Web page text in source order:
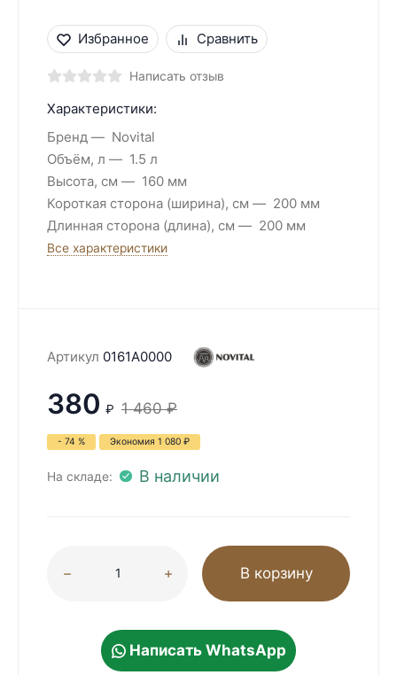
Избранное Сравнить
Написать отзыв
Характеристики:
Бренд
Novital
Объём, л
1.5 л
Высота, см
160 мм
Короткая сторона (ширина), см
200 мм
Длинная сторона (длина), см
200 мм
Все характеристики
Артикул 0161A0000
380 ₽ 1 460 ₽
- 74 % Экономия 1 080 ₽
На складе: В наличии
В корзину
Написать WhatsApp